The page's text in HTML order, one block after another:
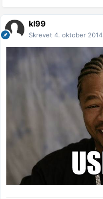
kl99
Skrevet 4. oktober 2014